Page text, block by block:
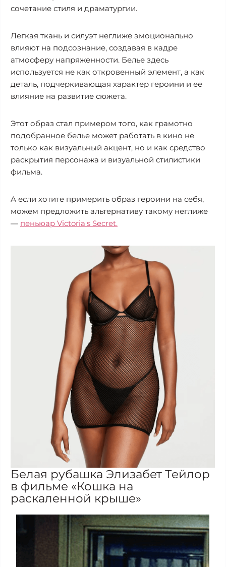
сочетание стиля и драматургии.
Легкая ткань и силуэт неглиже эмоционально
влияют на подсознание, создавая в кадре
атмосферу напряженности. Белье здесь
используется не как откровенный элемент, а как
деталь, подчеркивающая характер героини и ее
влияние на развитие сюжета.
Этот образ стал примером того, как грамотно
подобранное белье может работать в кино не
только как визуальный акцент, но и как средство
раскрытия персонажа и визуальной стилистики
фильма.
А если хотите примерить образ героини на себя,
можем предложить альтернативу такому неглиже
— пеньюар Victoria's Secret.
Белая рубашка Элизабет Тейлор
в фильме «Кошка на
раскаленной крыше»